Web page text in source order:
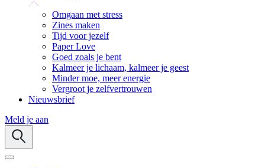
Omgaan met stress
Zines maken
Tijd voor jezelf
Paper Love
Goed zoals je bent
Kalmeer je lichaam, kalmeer je geest
Minder moe, meer energie
Vergroot je zelfvertrouwen
Nieuwsbrief
Meld je aan